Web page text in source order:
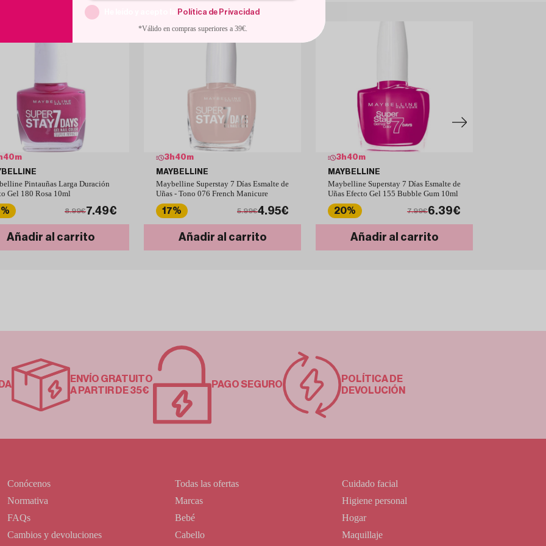
40m
Pintauñas Larga Duración
Gel 180 Rosa 10ml
8.99€7.49€
Añadir al carrito
3 h40m
MAYBELLINE
Maybelline Superstay 7 Días Esmalte de
Uñas - Tono 076 French Manicure
17% 5.99€4.95€
Añadir al carrito
3 h40m
MAYBELLINE
Maybelline Superstay 7 Días Esmalte de
Uñas Efecto Gel 155 Bubble Gum 10ml
20% 7.99€6.39€
Añadir al carrito
ENVÍO GRATUITO
A PARTIR DE 35€
PAGO SEGURO
POLÍTICA DE
DEVOLUCIÓN
Conócenos
Normativa
FAQs
Cambios y devoluciones
Todas las ofertas
Marcas
Bebé
Cabello
Cuidado facial
Higiene personal
Hogar
Maquillaje
Política de Privacidad
*Válido en compras superiores a 39€.